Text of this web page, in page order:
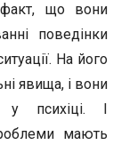
що вони
поведінки
На його
явища, і вони
у психіці. І
мають